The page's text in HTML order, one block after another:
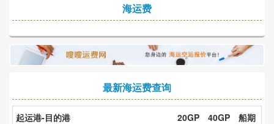
海运费
最新海运费查询
起运港-目的港 20GP 40GP
船期